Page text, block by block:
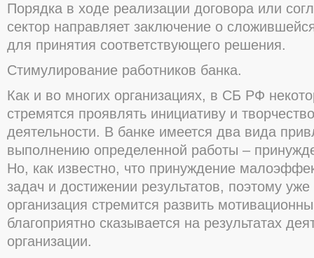
Порядка в ходе реализации договора или
сектор направляет заключение о
для принятия соответствующего решения.
Стимулирование работников банка.
Как и во многих организациях, в СБ РФ
стремятся проявлять инициативу и
деятельности. В банке имеется два вида
выполнению определенной работы –
Но, как известно, что принуждение
задач и достижении результатов, поэтому
организация стремится развить
благоприятно сказывается на результатах
организации.